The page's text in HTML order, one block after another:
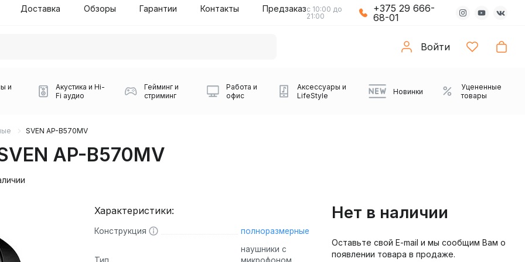
Доставка Обзоры Гарантии Контакты Предзаказс 10:00 до
21:00
+375 29 666-
68-01
Войти
Плееры Аудиоинтерфейсы
и
Виниловые
проигрыватели
Звуковые карты
Акустика и Hi-
Fi аудио
Partybox
Саундбары
Гейминг и
стриминг
Компьютерные колонки Веб-камеры
Работа и
офис
Коврики с подсветкой Проекторы
Аксессуары и
LifeStyle
Зарядные устройства Транспорт
Новинки
Уцененные
товары
SVEN AP-B570MV
AP-B570MV
Характеристики:
Конструкция полноразмерные
наушники с
Нет в наличии
Оставьте свой E-mail и мы сообщим Вам о
появлении товара в продаже.